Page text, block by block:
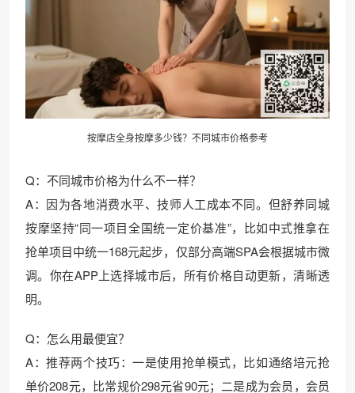
按摩店全身按摩多少钱？不同城市价格参考
Q：不同城市价格为什么不一样？
A：因为各地消费水平、技师人工成本不同。但舒养同城
按摩坚持“同一项目全国统一定价基准”，比如中式推拿在
抢单项目中统一168元起步，仅部分高端SPA会根据城市微
调。你在APP上选择城市后，所有价格自动更新，清晰透
明。
Q：怎么用最便宜？
A：推荐两个技巧：一是使用抢单模式，比如通络培元抢
单价208元，比常规价298元省90元；二是成为会员，会员